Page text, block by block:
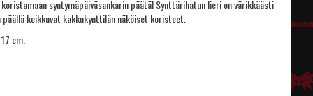
syntymäpäiväsankarin päätä! Synttärihatun lieri on värikkäästi
keikkuvat kakkukynttilän näköiset koristeet.
cm.